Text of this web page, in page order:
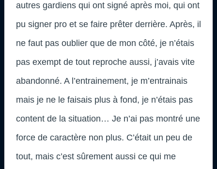
autres gardiens qui ont signé après moi, qui ont
pu signer pro et se faire prêter derrière. Après, il
ne faut pas oublier que de mon côté, je n’étais
pas exempt de tout reproche aussi, j’avais vite
abandonné. A l’entrainement, je m’entrainais
mais je ne le faisais plus à fond, je n’étais pas
content de la situation… Je n’ai pas montré une
force de caractère non plus. C’était un peu de
tout, mais c’est sûrement aussi ce qui me